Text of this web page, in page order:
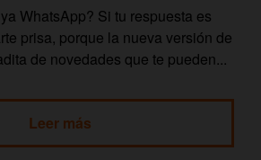
WhatsApp? Si tu respuesta es
prisa, porque la nueva versión de
de novedades que te pueden...
Leer más